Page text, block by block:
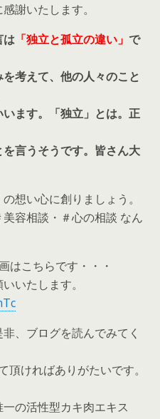
謝いたします。
は 「独立と孤立の違い」 で
を考えて、他の人々のこと
ます。「独立」とは。正
言うそうです。皆さん大
想い心に創りましょう。
容相談・＃心の相談 なん
はこちらです・・・
いたします。
、ブログを読んでみてく
ければありがたいです。
の活性型カキ肉エキス